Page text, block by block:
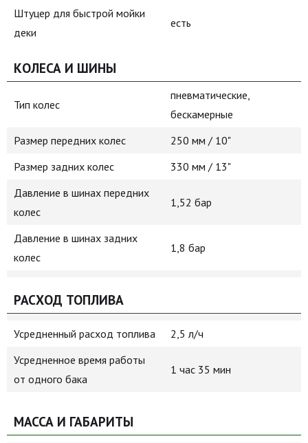
Штуцер для быстрой мойки
деки
есть
КОЛЕСА И ШИНЫ
Тип колес
пневматические,
бескамерные
Размер передних колес
250 мм / 10"
Размер задних колес
330 мм / 13"
Давление в шинах передних
колес
1,52 бар
Давление в шинах задних
колес
1,8 бар
РАСХОД ТОПЛИВА
Усредненный расход топлива
2,5 л/ч
Усредненное время работы
от одного бака
1 час 35 мин
МАССА И ГАБАРИТЫ